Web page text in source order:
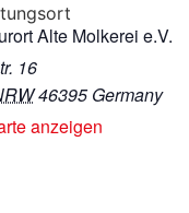
Alte Molkerei e.V.
16
46395 Germany
anzeigen